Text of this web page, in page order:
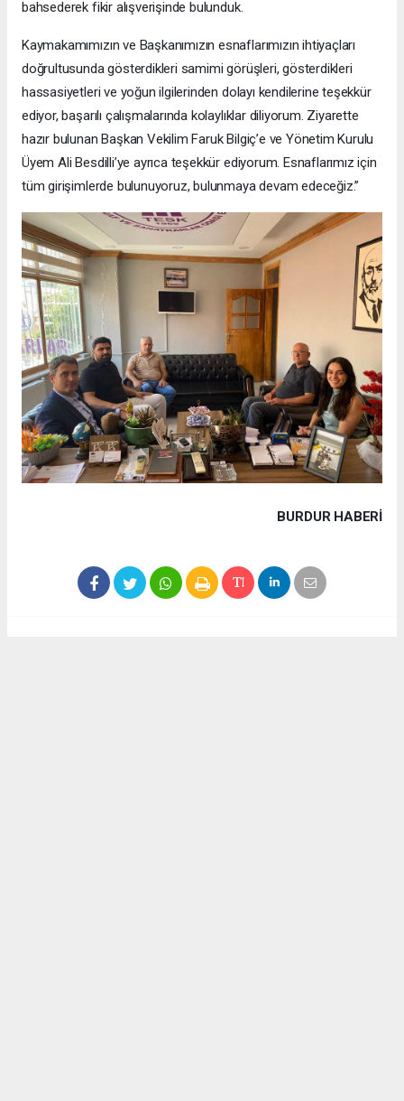
bahsederek fikir alışverişinde bulunduk.
Kaymakamımızın ve Başkanımızın esnaflarımızın ihtiyaçları
doğrultusunda gösterdikleri samimi görüşleri, gösterdikleri
hassasiyetleri ve yoğun ilgilerinden dolayı kendilerine teşekkür
ediyor, başarılı çalışmalarında kolaylıklar diliyorum. Ziyarette
hazır bulunan Başkan Vekilim Faruk Bilgiç’e ve Yönetim Kurulu
Üyem Ali Besdilli’ye ayrıca teşekkür ediyorum. Esnaflarımız için
tüm girişimlerde bulunuyoruz, bulunmaya devam edeceğiz.”
BURDUR HABERİ